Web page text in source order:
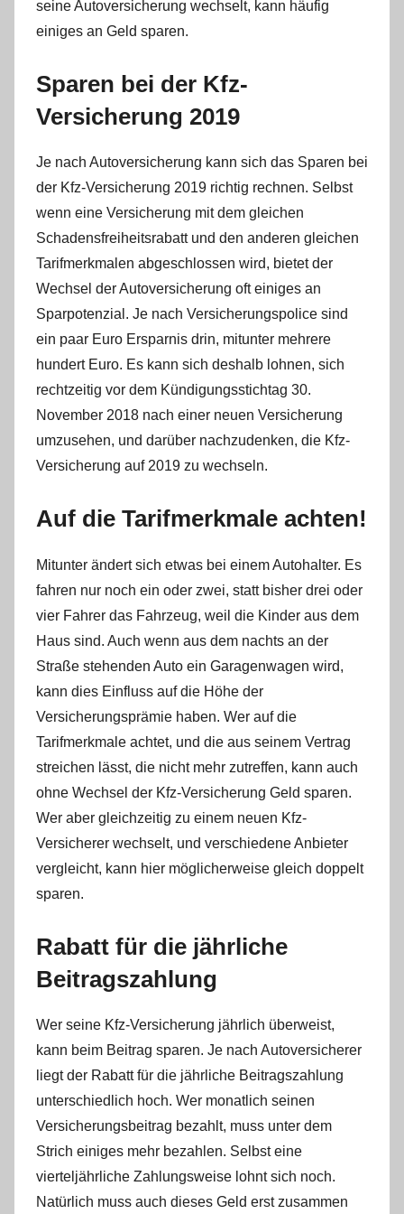
n
seine Autoversicherung wechselt, kann häufig
einiges an Geld sparen.
Sparen bei der Kfz-
Versicherung 2019
Je nach Autoversicherung kann sich das Sparen bei
der Kfz-Versicherung 2019 richtig rechnen. Selbst
wenn eine Versicherung mit dem gleichen
Schadensfreiheitsrabatt und den anderen gleichen
Tarifmerkmalen abgeschlossen wird, bietet der
Wechsel der Autoversicherung oft einiges an
Sparpotenzial. Je nach Versicherungspolice sind
ein paar Euro Ersparnis drin, mitunter mehrere
hundert Euro. Es kann sich deshalb lohnen, sich
rechtzeitig vor dem Kündigungsstichtag 30.
November 2018 nach einer neuen Versicherung
umzusehen, und darüber nachzudenken, die Kfz-
Versicherung auf 2019 zu wechseln.
Auf die Tarifmerkmale achten!
Mitunter ändert sich etwas bei einem Autohalter. Es
fahren nur noch ein oder zwei, statt bisher drei oder
vier Fahrer das Fahrzeug, weil die Kinder aus dem
Haus sind. Auch wenn aus dem nachts an der
Straße stehenden Auto ein Garagenwagen wird,
kann dies Einfluss auf die Höhe der
Versicherungsprämie haben. Wer auf die
Tarifmerkmale achtet, und die aus seinem Vertrag
streichen lässt, die nicht mehr zutreffen, kann auch
ohne Wechsel der Kfz-Versicherung Geld sparen.
Wer aber gleichzeitig zu einem neuen Kfz-
Versicherer wechselt, und verschiedene Anbieter
vergleicht, kann hier möglicherweise gleich doppelt
sparen.
Rabatt für die jährliche
Beitragszahlung
Wer seine Kfz-Versicherung jährlich überweist,
kann beim Beitrag sparen. Je nach Autoversicherer
liegt der Rabatt für die jährliche Beitragszahlung
unterschiedlich hoch. Wer monatlich seinen
Versicherungsbeitrag bezahlt, muss unter dem
Strich einiges mehr bezahlen. Selbst eine
vierteljährliche Zahlungsweise lohnt sich noch.
Natürlich muss auch dieses Geld erst zusammen